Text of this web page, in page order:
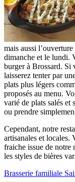
mais aussi
dimanche et le lundi.
burger à Brossard. Si
laisserez tenter par
plats plus légers
proposés au menu.
varié de plats salés et
ou prendre
Cependant, notre
artisanales et locales.
fraiche issue de notre
les styles de bières
Brasserie familiale